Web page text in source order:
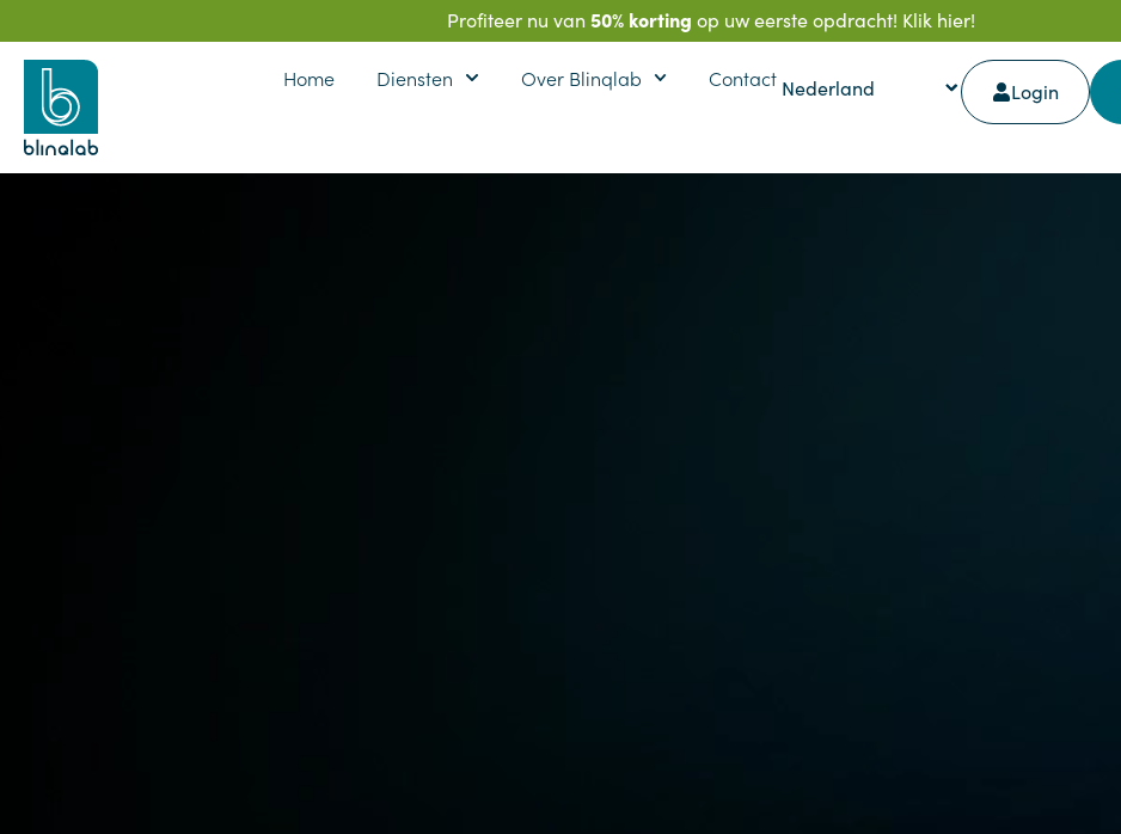
Profiteer nu van 50% korting op uw eerste opdracht! Klik hier!
Home Diensten Over Blinqlab Contact
Login